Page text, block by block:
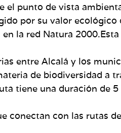
el punto de vista
por su valor ecológico
en la red Natura
entre Alcalá y los
de biodiversidad a
tiene una duración de 5
conectan con las rutas